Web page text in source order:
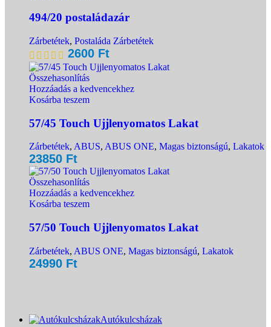
494/20 postaládazár
Zárbetétek, Postaláda Zárbetétek
2600 Ft
Összehasonlítás
Hozzáadás a kedvencekhez
Kosárba teszem
57/45 Touch Ujjlenyomatos Lakat
Zárbetétek, ABUS, ABUS ONE, Magas biztonságú, Lakatok
23850 Ft
Összehasonlítás
Hozzáadás a kedvencekhez
Kosárba teszem
57/50 Touch Ujjlenyomatos Lakat
Zárbetétek, ABUS ONE, Magas biztonságú, Lakatok
24990 Ft
Autókulcsházak